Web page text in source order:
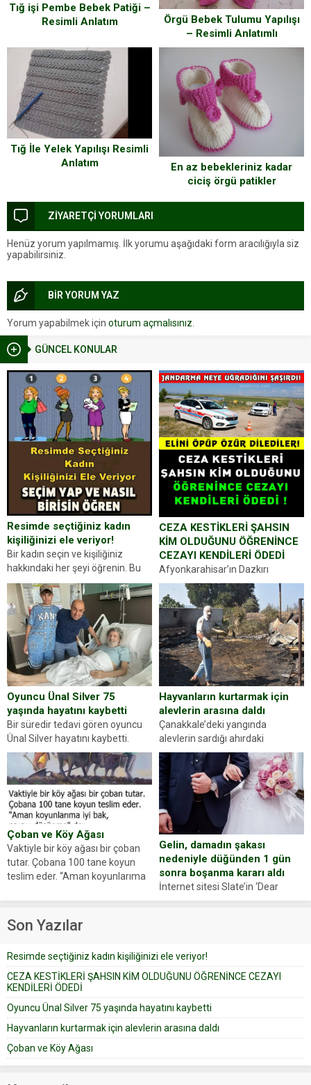
GÜNCEL KONULAR
Resimde seçtiğiniz kadın
kişiliğinizi ele veriyor!
Bir kadın seçin ve kişiliğiniz
hakkındaki her şeyi öğrenin. Bu
kez karşınıza oldukça farklı bir
kişilik testiyle çıkıyoruz. Resimde
gördüğünüz kadın figürlerinden
dikkatinizi en...
CEZA KESTİKLERİ ŞAHSIN
KİM OLDUĞUNU ÖĞRENİNCE
CEZAYI KENDİLERİ ÖDEDİ
Afyonkarahisar’ın Dazkırı
ilçesinde trafik uygulaması
yapan jandarma ekipleri
durdurdukları bir otomobilin
sürücüsünden ehliyet ve ruhsat
sorup belgelerini istedi. Sürücü
Abdurrahman Ö.nün verdiği
evraklarda eksik olduğunu...
Oyuncu Ünal Silver 75
yaşında hayatını kaybetti
Bir süredir tedavi gören oyuncu
Ünal Silver hayatını kaybetti.
Haberi, oyuncunun menajerlik
ajansı duyurdu. Renda Güner,
sosyal medya hesabında “Usta
Oyuncumuz ve çok değerli
dostumuz...
Hayvanların kurtarmak için
alevlerin arasına daldı
Çanakkale’deki yangında
alevlerin sardığı ahırdaki
hayvanlarını kurtarmak isteyen
Zeki Demir (66) ölümden döndü.
Yüzünde ve ellerinde yanıklar
oluşan Demir, kâbus dolu anları
anlattı… Merkeze bağlı...
Çoban ve Köy Ağası
Vaktiyle bir köy ağası bir çoban
tutar. Çobana 100 tane koyun
teslim eder. “Aman koyunlarıma
Çoban koyunları alır gider. Aylar...
Gelin, damadın şakası
nedeniyle düğünden 1 gün
sonra boşanma kararı aldı
İnternet sitesi Slate’in ‘Dear
Prudence’ isimli tavsiye köşesine
yapıştırdığı için düğünden...
Son Yazılar
Resimde seçtiğiniz kadın kişiliğinizi ele veriyor!
CEZA KESTİKLERİ ŞAHSIN KİM OLDUĞUNU ÖĞRENİNCE CEZAYI
KENDİLERİ ÖDEDİ
Oyuncu Ünal Silver 75 yaşında hayatını kaybetti
Hayvanların kurtarmak için alevlerin arasına daldı
Çoban ve Köy Ağası
Tığ işi Pembe Bebek Patiği –
Resimli Anlatım
Örgü Bebek Tulumu Yapılışı
– Resimli Anlatımlı
Tığ İle Yelek Yapılışı Resimli
Anlatım
En az bebekleriniz kadar
ciciş örgü patikler
ZİYARETÇİ YORUMLARI
Henüz yorum yapılmamış. İlk yorumu aşağıdaki form aracılığıyla siz
yapabilirsiniz.
BİR YORUM YAZ
Yorum yapabilmek için oturum açmalısınız